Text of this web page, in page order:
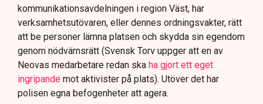
kommunikationsavdelningen i region Väst, har
verksamhetsutövaren, eller dennes ordningsvakter, rätt
att be personer lämna platsen och skydda sin egendom
genom nödvärnsrätt (Svensk Torv uppger att en av
Neovas medarbetare redan ska ha gjort ett eget
ingripande mot aktivister på plats). Utöver det har
polisen egna befogenheter att agera.